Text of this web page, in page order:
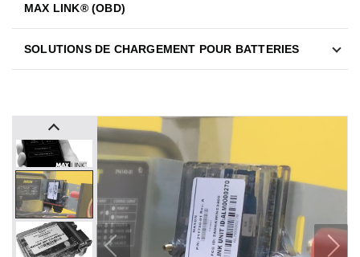
MAX LINK® (OBD)
SOLUTIONS DE CHARGEMENT POUR BATTERIES